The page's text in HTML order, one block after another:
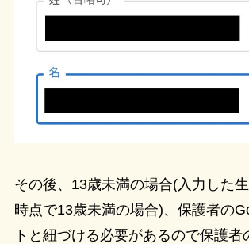
その後、13歳未満の場合(入力した
時点で13歳未満の場合)、保護者の
トと紐づける必要があるので保護者